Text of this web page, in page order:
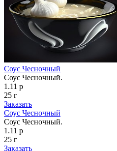
Соус Чесночный
Соус Чесночный.
1.11 р
25 г
Заказать
Соус Чесночный
Соус Чесночный.
1.11 р
25 г
Заказать